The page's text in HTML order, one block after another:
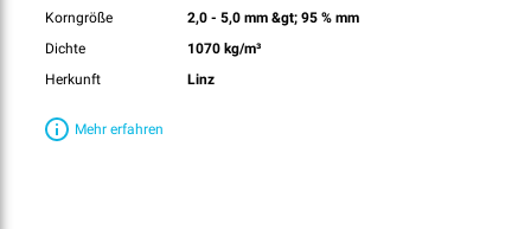
Korngröße
2,0 - 5,0 mm &gt; 95 % mm
Dichte
1070 kg/m³
Herkunft
Linz
Mehr erfahren